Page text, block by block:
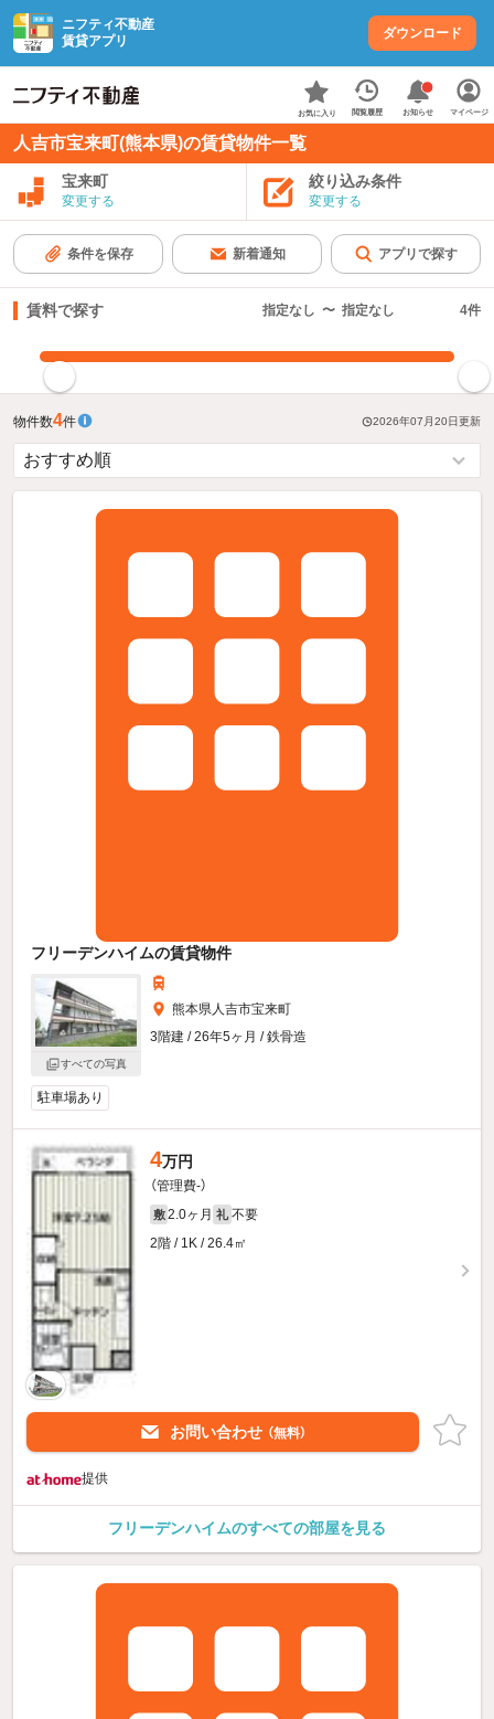
ニフティ不動産
賃貸アプリ
ダウンロード
お気に入り 閲覧履歴 お知らせ マイページ
人吉市宝来町(熊本県)の賃貸物件一覧
宝来町
変更する
絞り込み条件
変更する
条件を保存 新着通知 アプリで探す
賃料で探す 指定なし 〜 指定なし 4件
物件数4件 2026年07月20日更新
フリーデンハイムの賃貸物件
すべての写真
熊本県人吉市宝来町
3階建 / 26年5ヶ月 / 鉄骨造
駐車場あり
4万円
（管理費-）
敷 2.0ヶ月 礼 不要
2階 / 1K / 26.4㎡
お問い合わせ （無料）
提供
フリーデンハイムのすべての部屋を見る